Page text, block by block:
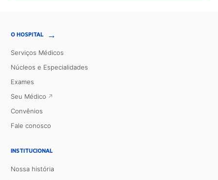
O HOSPITAL →
Serviços Médicos
Núcleos e Especialidades
Exames
Seu Médico
Convênios
Fale conosco
INSTITUCIONAL
Nossa história